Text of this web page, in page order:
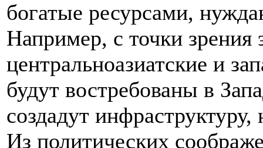
богатые ресурсами,
Например, с точки зрения
центральноазиатские и
будут востребованы в
создадут
Из политических